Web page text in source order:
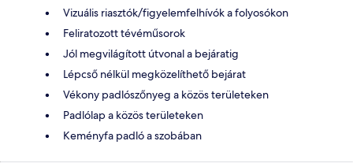
Vizuális riasztók/figyelemfelhívók a folyosókon
Feliratozott tévéműsorok
Jól megvilágított útvonal a bejáratig
Lépcső nélkül megközelíthető bejárat
Vékony padlószőnyeg a közös területeken
Padlólap a közös területeken
Keményfa padló a szobában